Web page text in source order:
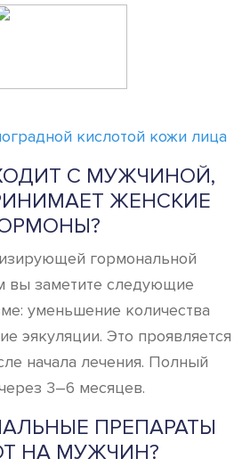
кислотой кожи лица
С МУЖЧИНОЙ,
ЖЕНСКИЕ
гормональной
вы заметите следующие
уменьшение количества
эякуляции. Это проявляется
начала лечения. Полный
3–6 месяцев.
ПРЕПАРАТЫ
НА МУЖЧИН?